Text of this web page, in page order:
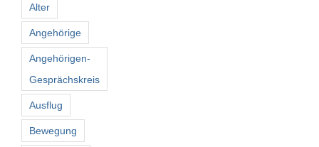
Alter
Angehörige
Angehörigen-
Gesprächskreis
Ausflug
Bewegung